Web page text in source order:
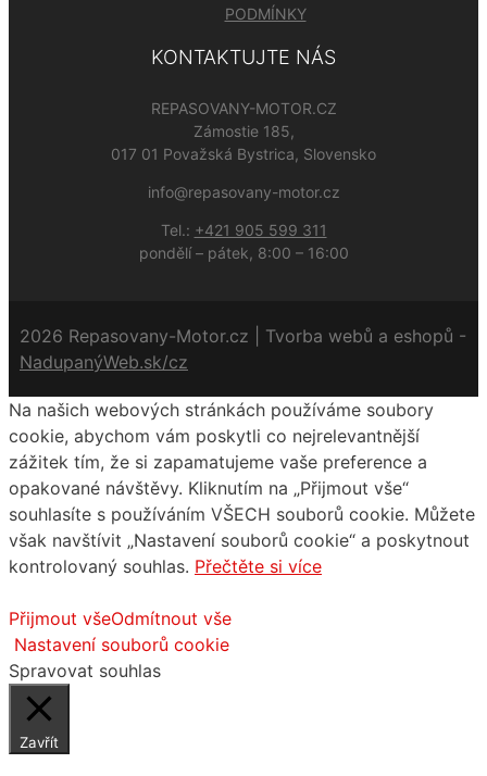
PODMÍNKY
KONTAKTUJTE NÁS
REPASOVANY-MOTOR.CZ
Zámostie 185,
017 01 Považská Bystrica, Slovensko
info@repasovany-motor.cz
Tel.: +421 905 599 311
pondělí – pátek, 8:00 – 16:00
2026 Repasovany-Motor.cz | Tvorba webů a eshopů -
NadupanýWeb.sk/cz
Na našich webových stránkách používáme soubory
cookie, abychom vám poskytli co nejrelevantnější
zážitek tím, že si zapamatujeme vaše preference a
opakované návštěvy. Kliknutím na „Přijmout vše“
souhlasíte s používáním VŠECH souborů cookie. Můžete
však navštívit „Nastavení souborů cookie“ a poskytnout
kontrolovaný souhlas. Přečtěte si více
Přijmout všeOdmítnout vše
Nastavení souborů cookie
Spravovat souhlas
Zavřít